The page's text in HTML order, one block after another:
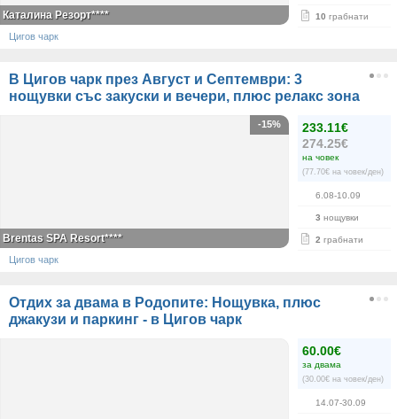
10 грабнати
Каталина Резорт****
Цигов чарк
В Цигов чарк през Август и Септември: 3
нощувки със закуски и вечери, плюс релакс зона
233.11€
274.25€
на човек
(77.70€ на човек/ден)
6.08-10.09
3 нощувки
2 грабнати
-15%
Brentas SPA Resort****
Цигов чарк
Отдих за двама в Родопите: Нощувка, плюс
джакузи и паркинг - в Цигов чарк
60.00€
за двама
(30.00€ на човек/ден)
14.07-30.09